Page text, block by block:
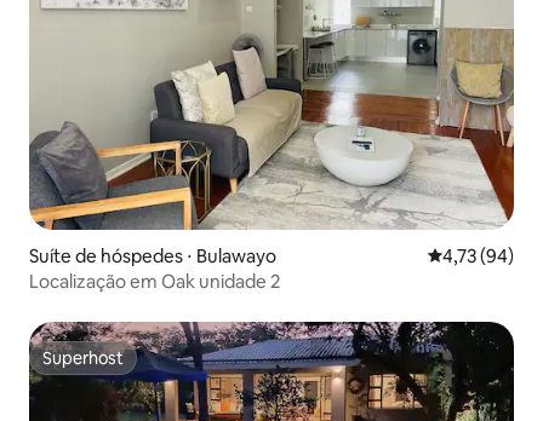
Suíte de hóspedes ⋅ Bulawayo 4,73 de uma
4,73 (94)
Localização em Oak unidade 2
Superhost
Superhost